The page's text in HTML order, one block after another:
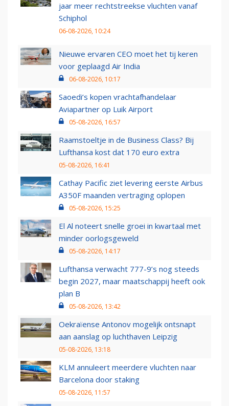
jaar meer rechtstreekse vluchten vanaf
Schiphol
06-08-2026, 10:24
Nieuwe ervaren CEO moet het tij keren
voor geplaagd Air India
06-08-2026, 10:17
Saoedi’s kopen vrachtafhandelaar
Aviapartner op Luik Airport
05-08-2026, 16:57
Raamstoeltje in de Business Class? Bij
Lufthansa kost dat 170 euro extra
05-08-2026, 16:41
Cathay Pacific ziet levering eerste Airbus
A350F maanden vertraging oplopen
05-08-2026, 15:25
El Al noteert snelle groei in kwartaal met
minder oorlogsgeweld
05-08-2026, 14:17
Lufthansa verwacht 777-9’s nog steeds
begin 2027, maar maatschappij heeft ook
plan B
05-08-2026, 13:42
Oekraïense Antonov mogelijk ontsnapt
aan aanslag op luchthaven Leipzig
05-08-2026, 13:18
KLM annuleert meerdere vluchten naar
Barcelona door staking
05-08-2026, 11:57